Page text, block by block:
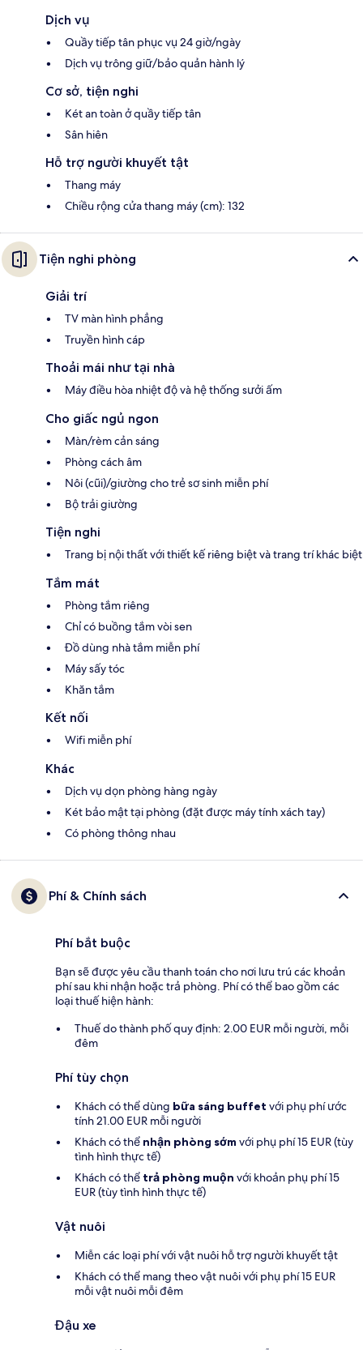
Dịch vụ
Quầy tiếp tân phục vụ 24 giờ/ngày
Dịch vụ trông giữ/bảo quản hành lý
Cơ sở, tiện nghi
Két an toàn ở quầy tiếp tân
Sân hiên
Hỗ trợ người khuyết tật
Thang máy
Chiều rộng cửa thang máy (cm): 132
Tiện nghi phòng
Giải trí
TV màn hình phẳng
Truyền hình cáp
Thoải mái như tại nhà
Máy điều hòa nhiệt độ và hệ thống sưởi ấm
Cho giấc ngủ ngon
Màn/rèm cản sáng
Phòng cách âm
Nôi (cũi)/giường cho trẻ sơ sinh miễn phí
Bộ trải giường
Tiện nghi
Trang bị nội thất với thiết kế riêng biệt và trang trí khác biệt
Tắm mát
Phòng tắm riêng
Chỉ có buồng tắm vòi sen
Đồ dùng nhà tắm miễn phí
Máy sấy tóc
Khăn tắm
Kết nối
Wifi miễn phí
Khác
Dịch vụ dọn phòng hàng ngày
Két bảo mật tại phòng (đặt được máy tính xách tay)
Có phòng thông nhau
Phí & Chính sách
Phí bắt buộc
Bạn sẽ được yêu cầu thanh toán cho nơi lưu trú các khoản
phí sau khi nhận hoặc trả phòng. Phí có thể bao gồm các
loại thuế hiện hành:
Thuế do thành phố quy định: 2.00 EUR mỗi người, mỗi
đêm
Phí tùy chọn
Khách có thể dùng bữa sáng buffet với phụ phí ước
tính 21.00 EUR mỗi người
Khách có thể nhận phòng sớm với phụ phí 15 EUR (tùy
tình hình thực tế)
Khách có thể trả phòng muộn với khoản phụ phí 15
EUR (tùy tình hình thực tế)
Vật nuôi
Miễn các loại phí với vật nuôi hỗ trợ người khuyết tật
Khách có thể mang theo vật nuôi với phụ phí 15 EUR
mỗi vật nuôi mỗi đêm
Đậu xe